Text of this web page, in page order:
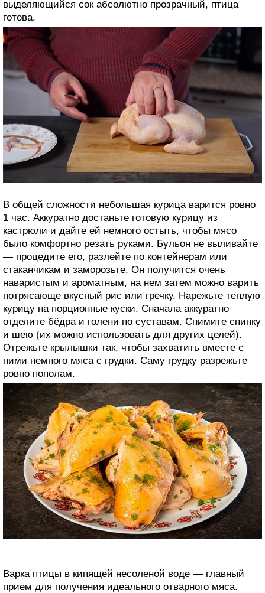
выделяющийся сок абсолютно прозрачный, птица
готова.
В общей сложности небольшая курица варится ровно
1 час. Аккуратно достаньте готовую курицу из
кастрюли и дайте ей немного остыть, чтобы мясо
было комфортно резать руками. Бульон не выливайте
— процедите его, разлейте по контейнерам или
стаканчикам и заморозьте. Он получится очень
наваристым и ароматным, на нем затем можно варить
потрясающе вкусный рис или гречку. Нарежьте теплую
курицу на порционные куски. Сначала аккуратно
отделите бёдра и голени по суставам. Снимите спинку
и шею (их можно использовать для других целей).
Отрежьте крылышки так, чтобы захватить вместе с
ними немного мяса с грудки. Саму грудку разрежьте
ровно пополам.
Варка птицы в кипящей несоленой воде — главный
прием для получения идеального отварного мяса.